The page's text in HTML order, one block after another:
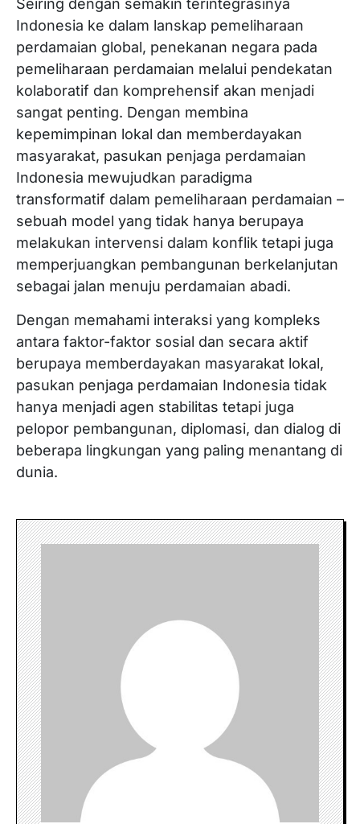
Seiring dengan semakin terintegrasinya
Indonesia ke dalam lanskap pemeliharaan
perdamaian global, penekanan negara pada
pemeliharaan perdamaian melalui pendekatan
kolaboratif dan komprehensif akan menjadi
sangat penting. Dengan membina
kepemimpinan lokal dan memberdayakan
masyarakat, pasukan penjaga perdamaian
Indonesia mewujudkan paradigma
transformatif dalam pemeliharaan perdamaian –
sebuah model yang tidak hanya berupaya
melakukan intervensi dalam konflik tetapi juga
memperjuangkan pembangunan berkelanjutan
sebagai jalan menuju perdamaian abadi.
Dengan memahami interaksi yang kompleks
antara faktor-faktor sosial dan secara aktif
berupaya memberdayakan masyarakat lokal,
pasukan penjaga perdamaian Indonesia tidak
hanya menjadi agen stabilitas tetapi juga
pelopor pembangunan, diplomasi, dan dialog di
beberapa lingkungan yang paling menantang di
dunia.